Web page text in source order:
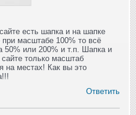
есть шапка и на шапке
масштабе 100% то всё
50% или 200% и т.п. Шапка и
только масштаб
на местах! Как вы это
Ответить